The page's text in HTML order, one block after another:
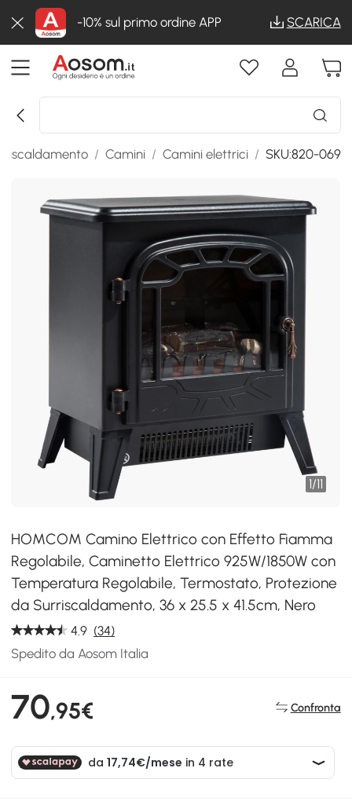
-10% sul primo ordine APP SCARICA
riscaldamento / Camini / Camini elettrici / SKU:820-069
1/11
HOMCOM Camino Elettrico con Effetto Fiamma
Regolabile, Caminetto Elettrico 925W/1850W con
Temperatura Regolabile, Termostato, Protezione
da Surriscaldamento, 36 x 25.5 x 41.5cm, Nero
4.9 (34)
Spedito da Aosom Italia
70,95€ Confronta